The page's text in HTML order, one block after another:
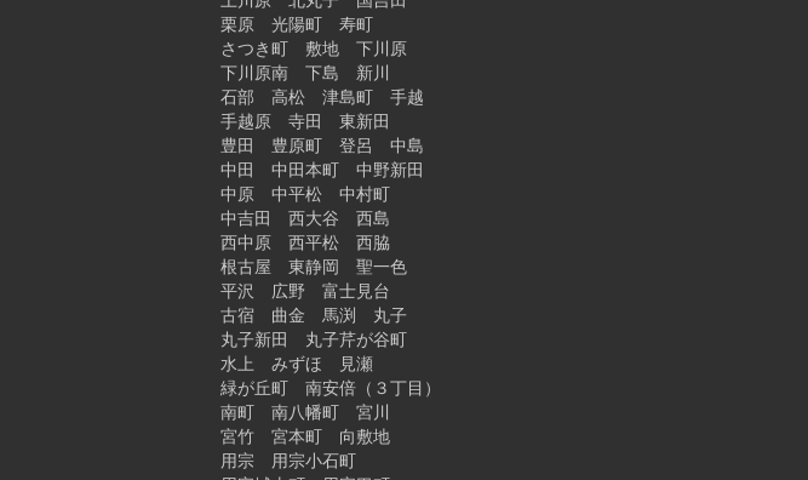
栗原 光陽町 寿町
さつき町 敷地 下川原
下川原南 下島 新川
石部 高松 津島町 手越
手越原 寺田 東新田
豊田 豊原町 登呂 中島
中田 中田本町 中野新田
中原 中平松 中村町
中吉田 西大谷 西島
西中原 西平松 西脇
根古屋 東静岡 聖一色
平沢 広野 富士見台
古宿 曲金 馬渕 丸子
丸子新田 丸子芹が谷町
水上 みずほ 見瀬
緑が丘町 南安倍（３丁目）
南町 南八幡町 宮川
宮竹 宮本町 向敷地
用宗 用宗小石町